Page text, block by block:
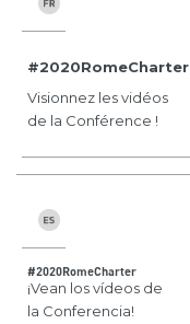
#2020RomeCharter
Visionnez les vidéos
de la Conférence !
#2020RomeCharter
¡Vean los vídeos de
la Conferencia!